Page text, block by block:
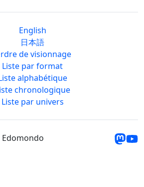
English
日本語
de visionnage
Liste par format
alphabétique
chronologique
Liste par univers